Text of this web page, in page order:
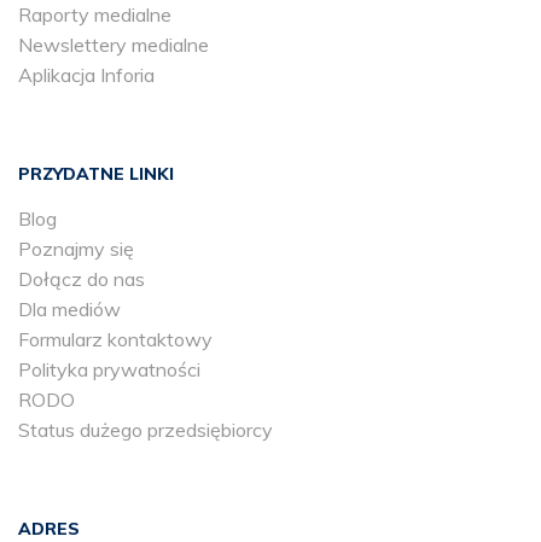
Raporty medialne
Newslettery medialne
Aplikacja Inforia
PRZYDATNE LINKI
Blog
Poznajmy się
Dołącz do nas
Dla mediów
Formularz kontaktowy
Polityka prywatności
RODO
Status dużego przedsiębiorcy
ADRES